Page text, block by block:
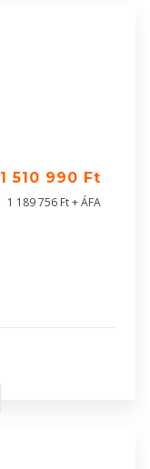
1 510 990 Ft
1 189 756 Ft + ÁFA